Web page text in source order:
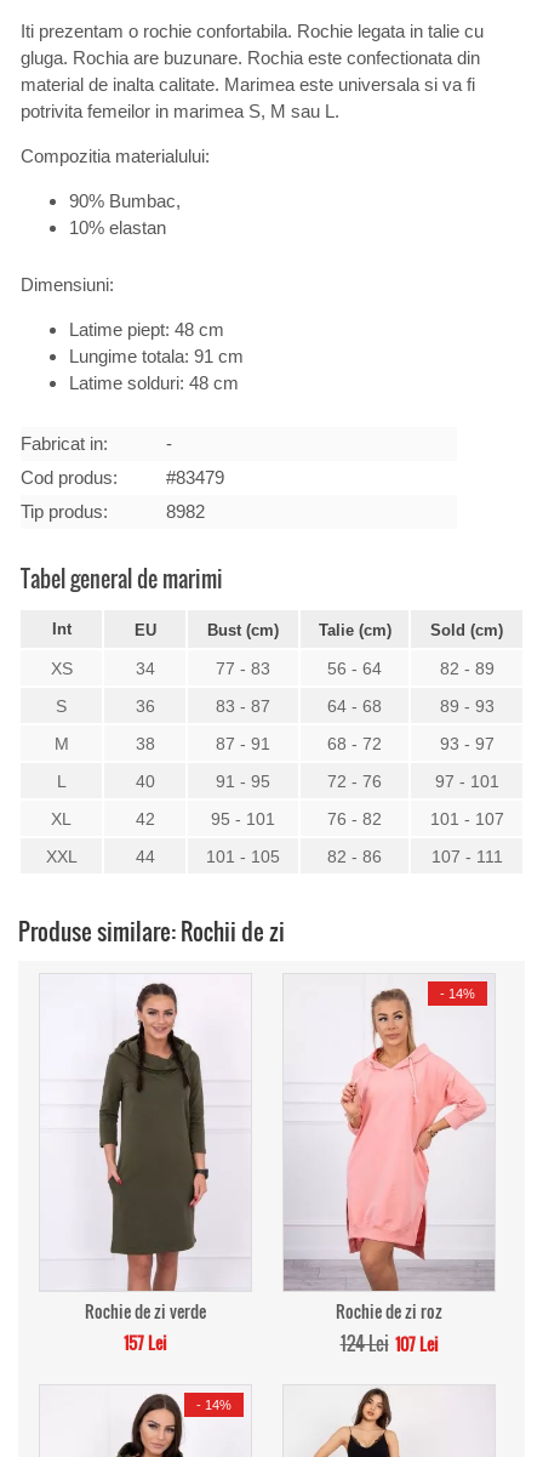
Iti prezentam o rochie confortabila. Rochie legata in talie cu
gluga. Rochia are buzunare. Rochia este confectionata din
material de inalta calitate. Marimea este universala si va fi
potrivita femeilor in marimea S, M sau L.
Compozitia materialului:
90% Bumbac,
10% elastan
Dimensiuni:
Latime piept: 48 cm
Lungime totala: 91 cm
Latime solduri: 48 cm
Fabricat in:
-
Cod produs:
#83479
Tip produs:
8982
Tabel general de marimi
Int EU Bust (cm) Talie (cm) Sold (cm)
XS 34 77 - 83 56 - 64
82 - 89
S
36 83 - 87 64 - 68
89 - 93
M
38 87 - 91 68 - 72
93 - 97
L
40 91 - 95 72 - 76
97 - 101
XL
42 95 - 101 76 - 82
101 - 107
XXL
44 101 - 105 82 - 86 107 - 111
Produse similare: Rochii de zi
Rochie de zi verde
157 Lei
- 14%
Rochie de zi roz
124 Lei 107 Lei
- 14%